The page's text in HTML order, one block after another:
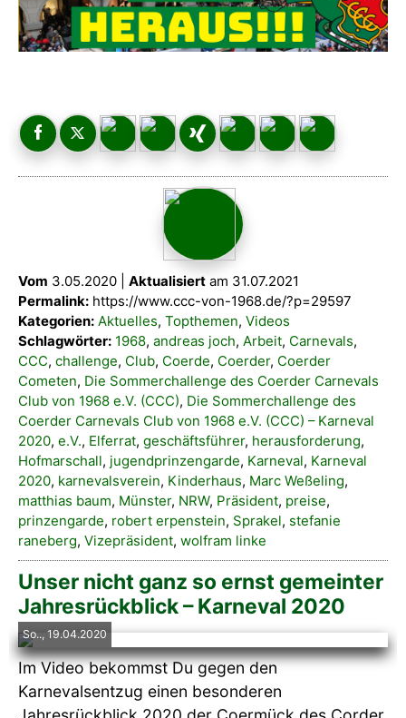
Vom 3.05.2020 | Aktualisiert am 31.07.2021
Permalink: https://www.ccc-von-1968.de/?p=29597
Kategorien: Aktuelles, Topthemen, Videos
Schlagwörter: 1968, andreas joch, Arbeit, Carnevals,
CCC, challenge, Club, Coerde, Coerder, Coerder
Cometen, Die Sommerchallenge des Coerder Carnevals
Club von 1968 e.V. (CCC), Die Sommerchallenge des
Coerder Carnevals Club von 1968 e.V. (CCC) – Karneval
2020, e.V., Elferrat, geschäftsführer, herausforderung,
Hofmarschall, jugendprinzengarde, Karneval, Karneval
2020, karnevalsverein, Kinderhaus, Marc Weßeling,
matthias baum, Münster, NRW, Präsident, preise,
prinzengarde, robert erpenstein, Sprakel, stefanie
raneberg, Vizepräsident, wolfram linke
Unser nicht ganz so ernst gemeinter
Jahresrückblick – Karneval 2020
So.., 19.04.2020
Im Video bekommst Du gegen den
Karnevalsentzug einen besonderen